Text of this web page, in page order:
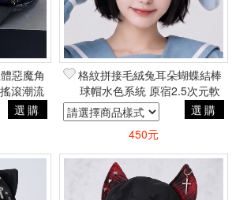
燒 ニャー喵(=^･ω･^=)
大人
小孩 兒童
哩系列供三小
篩選
惡魔角
滾潮流
選購
格紋拼接毛絨兔耳朵蝴蝶結棒
球帽水色系統 原宿2.5次元軟
妹風可愛周邊
選購
450元